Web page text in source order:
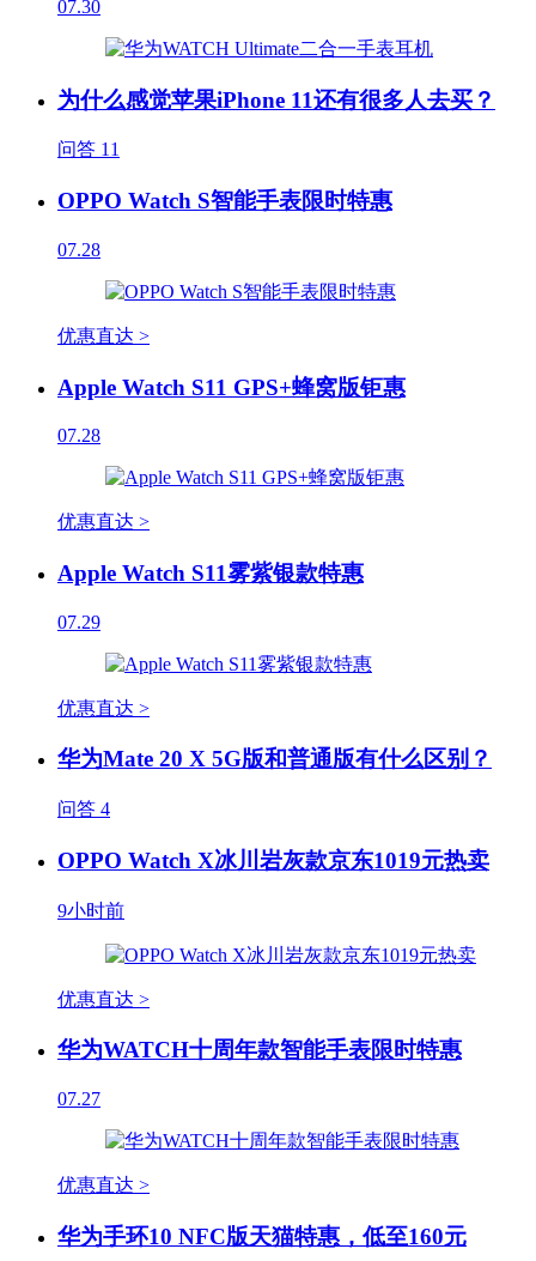
07.30
为什么感觉苹果iPhone 11还有很多人去买？
问答 11
OPPO Watch S智能手表限时特惠
07.28
优惠直达 >
Apple Watch S11 GPS+蜂窝版钜惠
07.28
优惠直达 >
Apple Watch S11雾紫银款特惠
07.29
优惠直达 >
华为Mate 20 X 5G版和普通版有什么区别？
问答 4
OPPO Watch X冰川岩灰款京东1019元热卖
9小时前
优惠直达 >
华为WATCH十周年款智能手表限时特惠
07.27
优惠直达 >
华为手环10 NFC版天猫特惠，低至160元